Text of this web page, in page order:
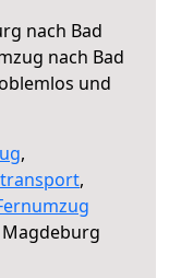
nach Bad
nach Bad
und
,
,